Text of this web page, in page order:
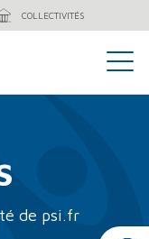
COLLECTIVITÉS
de psi.fr